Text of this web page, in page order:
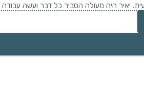
יאיר היה מעולה הסביר כל דבר ועשה עבודה